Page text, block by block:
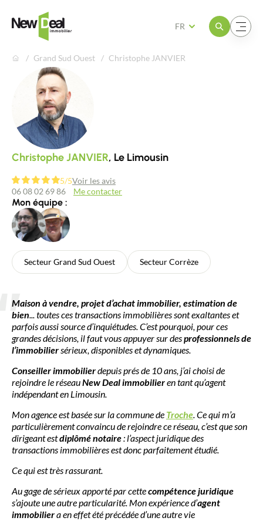
Ouvrir le menuOuvrir le menu
FR
Grand Sud Ouest Christophe JANVIER
Christophe JANVIER, Le Limousin
5/5Voir les avis
06 08 02 69 86
Me contacter
Mon équipe :
Secteur Grand Sud Ouest Secteur Corrèze
Maison à vendre, projet d’achat immobilier, estimation de
bien... toutes ces transactions immobilières sont exaltantes et
parfois aussi source d’inquiétudes. C’est pourquoi, pour ces
grandes décisions, il faut vous appuyer sur desprofessionnels de
l’immobiliersérieux, disponibles et dynamiques.
Conseiller immobilierdepuis prés de 10 ans, j’ai choisi de
rejoindre le réseauNew Deal immobilieren tant qu’agent
indépendant en Limousin.
Mon agence est basée sur la commune de Troche. Ce qui m’a
particulièrement convaincu de rejoindre ce réseau, c’est que son
dirigeant estdiplômé notaire: l’aspect juridique des
transactions immobilières est donc parfaitement étudié.
Ce qui est très rassurant.
Au gage de sérieux apporté par cettecompétence juridique
s’ajoute une autre particularité. Mon expérience d’agent
immobiliera en effet été précédée d’une autre vie